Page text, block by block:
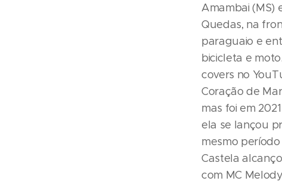
Amambai (MS)
Quedas, na
paraguaio e
bicicleta e
covers no
Coração de
mas foi em
ela se lançou
mesmo
Castela
com MC